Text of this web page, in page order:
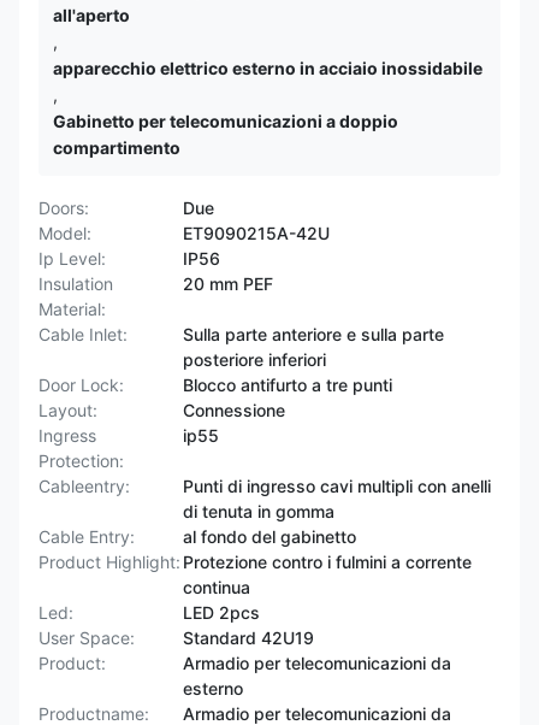
all'aperto
,
apparecchio elettrico esterno in acciaio inossidabile
,
Gabinetto per telecomunicazioni a doppio
compartimento
Doors:
Due
Model:
ET9090215A-42U
Ip Level:
IP56
Insulation
Material:
20 mm PEF
Cable Inlet:
Sulla parte anteriore e sulla parte
posteriore inferiori
Door Lock:
Blocco antifurto a tre punti
Layout:
Connessione
Ingress
Protection:
ip55
Cableentry:
Punti di ingresso cavi multipli con anelli
di tenuta in gomma
Cable Entry:
al fondo del gabinetto
Product Highlight: Protezione contro i fulmini a corrente
continua
Led:
LED 2pcs
User Space:
Standard 42U19
Product:
Armadio per telecomunicazioni da
esterno
Productname:
Armadio per telecomunicazioni da